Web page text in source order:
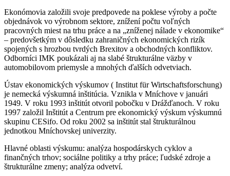
Ekonómovia založili svoje predpovede na poklese výroby a počte
objednávok vo výrobnom sektore, znížení počtu voľných
pracovných miest na trhu práce a na „zníženej nálade v ekonomike“
– predovšetkým v dôsledku zahraničných ekonomických rizík
spojených s hrozbou tvrdých Brexitov a obchodných konfliktov.
Odborníci IMK poukázali aj na slabé štrukturálne väzby v
automobilovom priemysle a mnohých ďalších odvetviach.
Ústav ekonomických výskumov ( Institut für Wirtschaftsforschung)
je nemecká výskumná inštitúcia. Vznikla v Mníchove v januári
1949. V roku 1993 inštitút otvoril pobočku v Drážďanoch. V roku
1997 založil Inštitút a Centrum pre ekonomický výskum výskumnú
skupinu CESifo. Od roku 2002 sa inštitút stal štrukturálnou
jednotkou Mníchovskej univerzity.
Hlavné oblasti výskumu: analýza hospodárskych cyklov a
finančných trhov; sociálne politiky a trhy práce; ľudské zdroje a
štrukturálne zmeny; analýza odvetví.